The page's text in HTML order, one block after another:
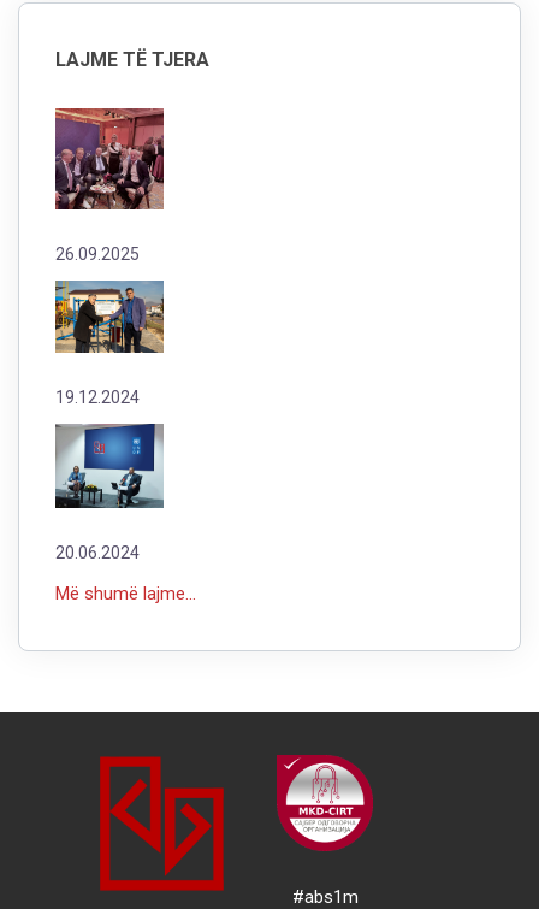
LAJME TË TJERA
26.09.2025
19.12.2024
20.06.2024
Më shumë lajme...
#abs1m